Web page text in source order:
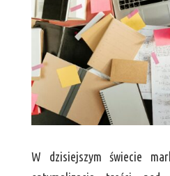
W dzisiejszym świecie